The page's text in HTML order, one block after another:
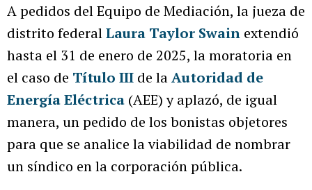
A pedidos del Equipo de Mediación, la jueza de
distrito federalLaura Taylor Swain extendió
hasta el 31 de enero de 2025, la moratoria en
el caso de Título III de laAutoridad de
Energía Eléctrica (AEE) y aplazó, de igual
manera, un pedido de los bonistas objetores
para que se analice la viabilidad de nombrar
un síndico en la corporación pública.